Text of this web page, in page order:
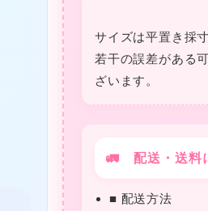
サイズは平置き採
若干の誤差がある
ざいます。
🚛 配送・送料
■ 配送方法